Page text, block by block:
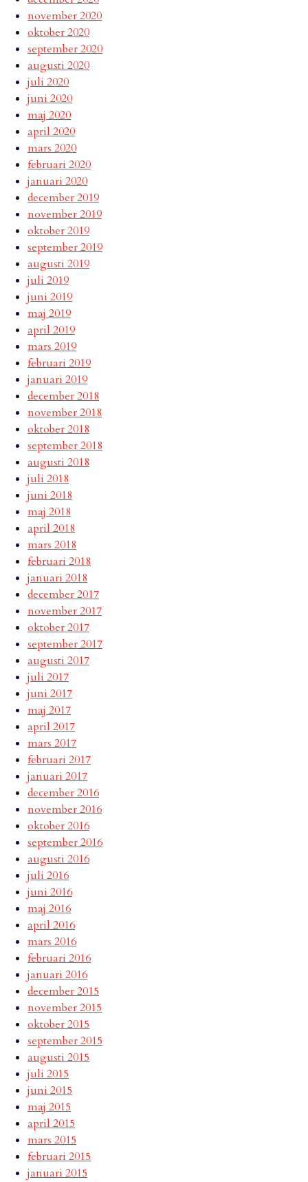
november 2020
oktober 2020
september 2020
augusti 2020
juli 2020
juni 2020
maj 2020
april 2020
mars 2020
februari 2020
januari 2020
december 2019
november 2019
oktober 2019
september 2019
augusti 2019
juli 2019
juni 2019
maj 2019
april 2019
mars 2019
februari 2019
januari 2019
december 2018
november 2018
oktober 2018
september 2018
augusti 2018
juli 2018
juni 2018
maj 2018
april 2018
mars 2018
februari 2018
januari 2018
december 2017
november 2017
oktober 2017
september 2017
augusti 2017
juli 2017
juni 2017
maj 2017
april 2017
mars 2017
februari 2017
januari 2017
december 2016
november 2016
oktober 2016
september 2016
augusti 2016
juli 2016
juni 2016
maj 2016
april 2016
mars 2016
februari 2016
januari 2016
december 2015
november 2015
oktober 2015
september 2015
augusti 2015
juli 2015
juni 2015
maj 2015
april 2015
mars 2015
februari 2015
januari 2015